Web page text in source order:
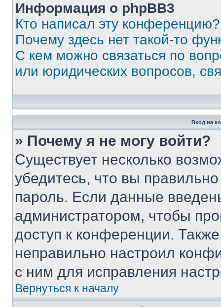
Информация о phpBB3
Кто написал эту конференцию?
Почему здесь нет такой-то
С кем можно связаться по
или юридических вопросов,
Вход на
» Почему я не могу войти?
Существует несколько
убедитесь, что вы
пароль. Если данные
администратором, чтобы
доступ к конференции.
неправильно настроил
с ним для исправления
Вернуться к началу